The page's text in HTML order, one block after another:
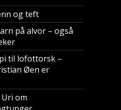
og teft
på alvor – også
til lofottorsk –
Øen er
om